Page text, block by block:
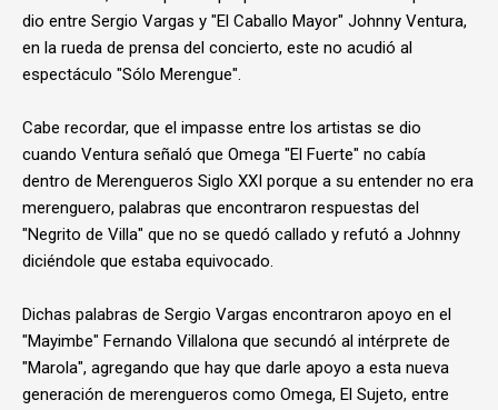
dio entre Sergio Vargas y "El Caballo Mayor" Johnny Ventura,
en la rueda de prensa del concierto, este no acudió al
espectáculo "Sólo Merengue".
Cabe recordar, que el impasse entre los artistas se dio
cuando Ventura señaló que Omega "El Fuerte" no cabía
dentro de Merengueros Siglo XXI porque a su entender no era
merenguero, palabras que encontraron respuestas del
"Negrito de Villa" que no se quedó callado y refutó a Johnny
diciéndole que estaba equivocado.
Dichas palabras de Sergio Vargas encontraron apoyo en el
"Mayimbe" Fernando Villalona que secundó al intérprete de
"Marola", agregando que hay que darle apoyo a esta nueva
generación de merengueros como Omega, El Sujeto, entre